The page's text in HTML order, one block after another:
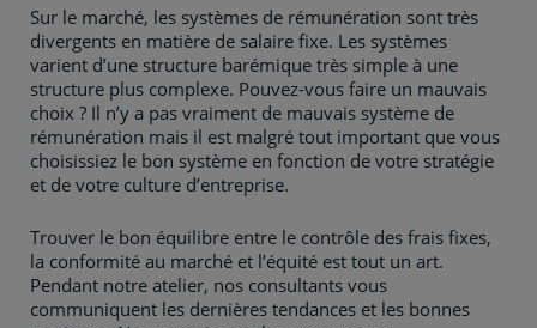
Sur le marché, les systèmes de rémunération sont très
divergents en matière de salaire fixe. Les systèmes
varient d’une structure barémique très simple à une
structure plus complexe. Pouvez-vous faire un mauvais
choix ? Il n’y a pas vraiment de mauvais système de
rémunération mais il est malgré tout important que vous
choisissiez le bon système en fonction de votre stratégie
et de votre culture d’entreprise.
Trouver le bon équilibre entre le contrôle des frais fixes,
la conformité au marché et l’équité est tout un art.
Pendant notre atelier, nos consultants vous
communiquent les dernières tendances et les bonnes